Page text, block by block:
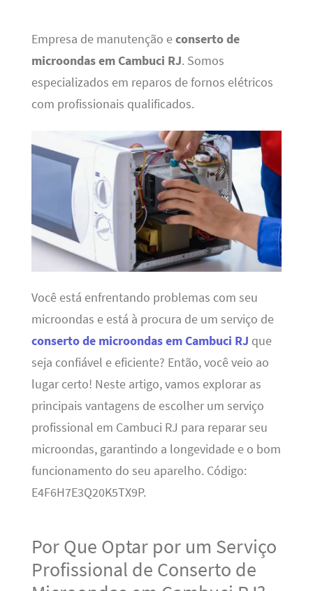
Empresa de manutenção econserto de
microondas em Cambuci RJ. Somos
especializados em reparos de fornos elétricos
com profissionais qualificados.
Você está enfrentando problemas com seu
microondas e está à procura de um serviço de
conserto de microondas em Cambuci RJ que
seja confiável e eficiente? Então, você veio ao
lugar certo! Neste artigo, vamos explorar as
principais vantagens de escolher um serviço
profissional em Cambuci RJ para reparar seu
microondas, garantindo a longevidade e o bom
funcionamento do seu aparelho. Código:
E4F6H7E3Q20K5TX9P.
Por Que Optar por um Serviço
Profissional de Conserto de